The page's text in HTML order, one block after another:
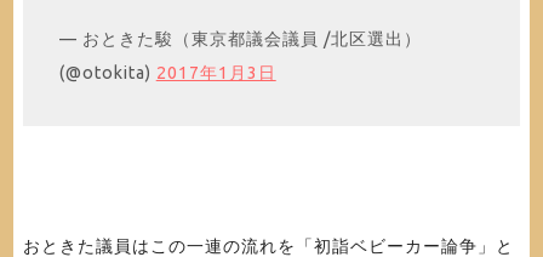
— おときた駿（東京都議会議員 /北区選出）
(@otokita) 2017年1月3日
おときた議員はこの一連の流れを「初詣ベビーカー論争」と